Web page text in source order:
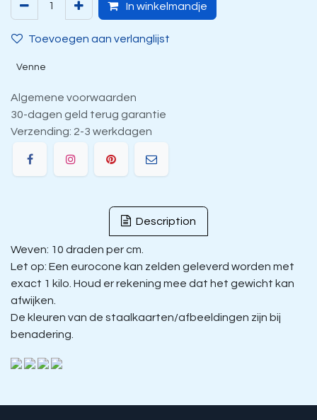
In winkelmandje
Toevoegen aan verlanglijst
Venne
Algemene voorwaarden
30-dagen geld terug garantie
Verzending: 2-3 werkdagen
Description
Weven: 10 draden per cm.
Let op: Een eurocone kan zelden geleverd worden met
exact 1 kilo. Houd er rekening mee dat het gewicht kan
afwijken.
De kleuren van de staalkaarten/afbeeldingen zijn bij
benadering.